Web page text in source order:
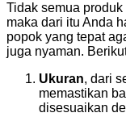
Tidak semua
maka dari itu Anda
popok yang tepat
juga nyaman.
Ukuran, dari
memastikan
disesuaikan